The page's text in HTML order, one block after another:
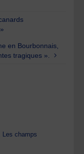
en Bourbonnais,
tragiques ».
Les champs